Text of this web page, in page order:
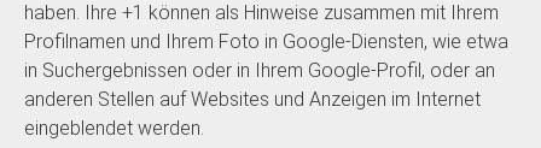
haben. Ihre +1 können als Hinweise zusammen mit Ihrem
Profilnamen und Ihrem Foto in Google-Diensten, wie etwa
in Suchergebnissen oder in Ihrem Google-Profil, oder an
anderen Stellen auf Websites und Anzeigen im Internet
eingeblendet werden.